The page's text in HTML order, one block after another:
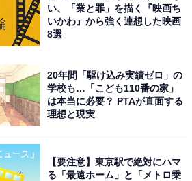
い、「業と罪」を描く『映画ち
いかわ』から強く連想した映画
8選
20年間「駆け込み実績ゼロ」の
学校も…「こども110番の家」
は本当に必要？ PTAが直面する
理想と現実
【要注意】東京駅で絶対にハマ
る「最遠ホーム」と「メトロ乗